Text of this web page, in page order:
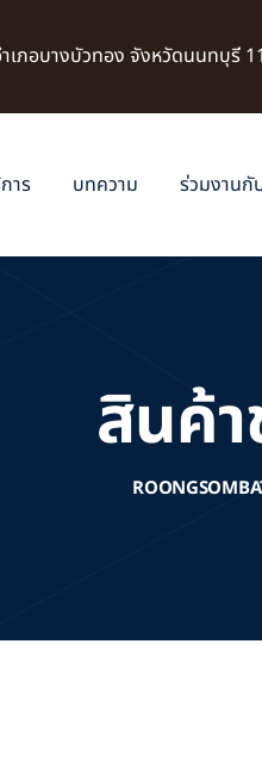
เภอบางบัวทอง จังหวัดนนทบุรี
าร บทความ ร่วมงานกั
สินค้า